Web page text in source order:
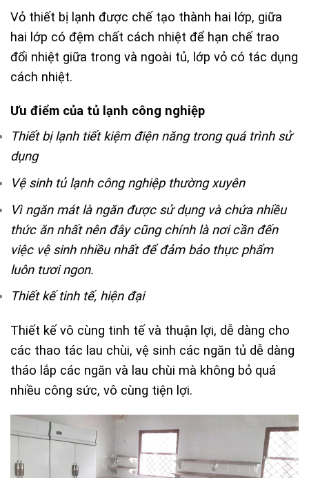
Vỏ thiết bị lạnh được chế tạo thành hai lớp, giữa
hai lớp có đệm chất cách nhiệt để hạn chế trao
đổi nhiệt giữa trong và ngoài tủ, lớp vỏ có tác dụng
cách nhiệt.
Ưu điểm của tủ lạnh công nghiệp
Thiết bị lạnh tiết kiệm điện năng trong quá trình sử
dụng
Vệ sinh tủ lạnh công nghiệp thường xuyên
Vì ngăn mát là ngăn được sử dụng và chứa nhiều
thức ăn nhất nên đây cũng chính là nơi cần đến
việc vệ sinh nhiều nhất để đảm bảo thực phẩm
luôn tươi ngon.
Thiết kế tinh tế, hiện đại
Thiết kế vô cùng tinh tế và thuận lợi, dễ dàng cho
các thao tác lau chùi, vệ sinh các ngăn tủ dễ dàng
tháo lắp các ngăn và lau chùi mà không bỏ quá
nhiều công sức, vô cùng tiện lợi.